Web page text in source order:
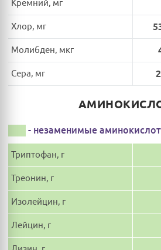
Кремний, мг
Хлор, мг
Молибден, мкг
Сера, мг
- незаменимые
Триптофан, г
Треонин, г
Изолейцин, г
Лейцин, г